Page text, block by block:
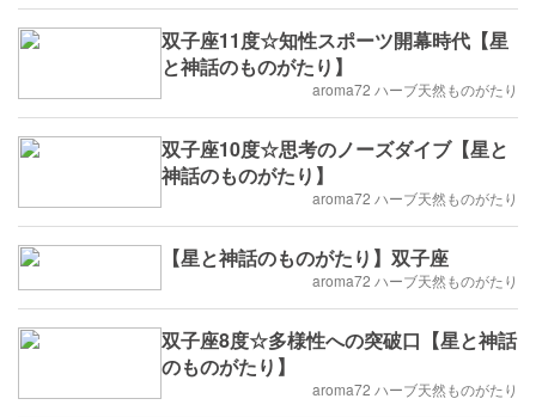
双子座11度☆知性スポーツ開幕時代【星
と神話のものがたり】
aroma72 ハーブ天然ものがたり
双子座10度☆思考のノーズダイブ【星と
神話のものがたり】
aroma72 ハーブ天然ものがたり
【星と神話のものがたり】双子座
aroma72 ハーブ天然ものがたり
双子座8度☆多様性への突破口【星と神話
のものがたり】
aroma72 ハーブ天然ものがたり